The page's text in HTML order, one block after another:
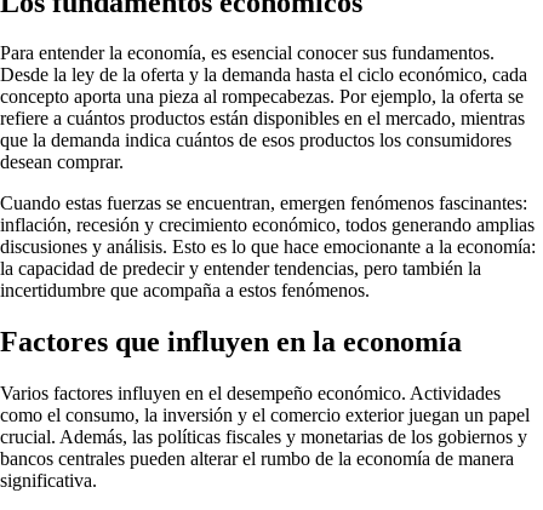
Para entender la economía, es esencial conocer sus fundamentos.
Desde la ley de la oferta y la demanda hasta el ciclo económico, cada
concepto aporta una pieza al rompecabezas. Por ejemplo, la oferta se
refiere a cuántos productos están disponibles en el mercado, mientras
que la demanda indica cuántos de esos productos los consumidores
desean comprar.
Cuando estas fuerzas se encuentran, emergen fenómenos fascinantes:
inflación, recesión y crecimiento económico, todos generando amplias
discusiones y análisis. Esto es lo que hace emocionante a la economía:
la capacidad de predecir y entender tendencias, pero también la
incertidumbre que acompaña a estos fenómenos.
Factores que influyen en la economía
Varios factores influyen en el desempeño económico. Actividades
como el consumo, la inversión y el comercio exterior juegan un papel
crucial. Además, las políticas fiscales y monetarias de los gobiernos y
bancos centrales pueden alterar el rumbo de la economía de manera
significativa.